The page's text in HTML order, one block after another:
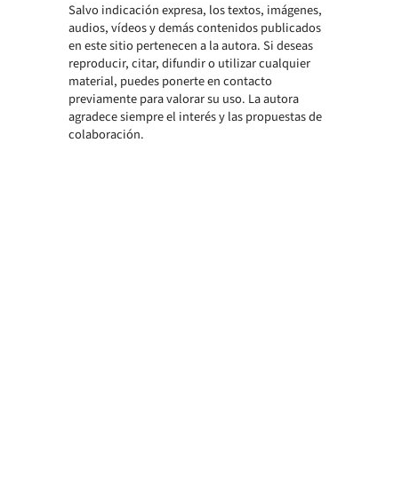
Salvo indicación expresa, los textos, imágenes,
audios, vídeos y demás contenidos publicados
en este sitio pertenecen a la autora. Si deseas
reproducir, citar, difundir o utilizar cualquier
material, puedes ponerte en contacto
previamente para valorar su uso. La autora
agradece siempre el interés y las propuestas de
colaboración.